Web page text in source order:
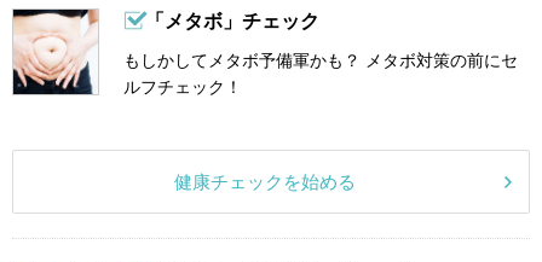
「メタボ」チェック
もしかしてメタボ予備軍かも？ メタボ対策の前にセ
ルフチェック！
健康チェックを始める